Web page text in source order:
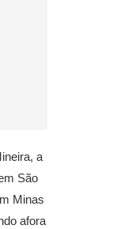
a
São
Minas
afora